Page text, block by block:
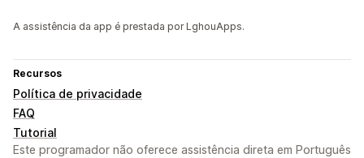
A assistência da app é prestada por LghouApps.
Recursos
Política de privacidade
FAQ
Tutorial
Este programador não oferece assistência direta em Português